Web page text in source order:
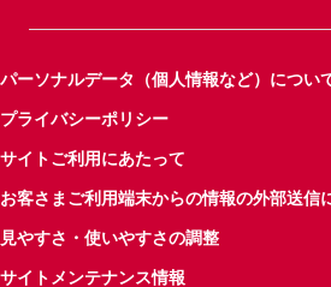
パーソナルデータ（個人情報など）につい
プライバシーポリシー
サイトご利用にあたって
お客さまご利用端末からの情報の外部送信
見やすさ・使いやすさの調整
サイトメンテナンス情報